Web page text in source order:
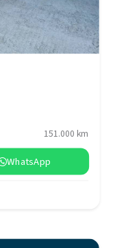
151.000 km
WhatsApp